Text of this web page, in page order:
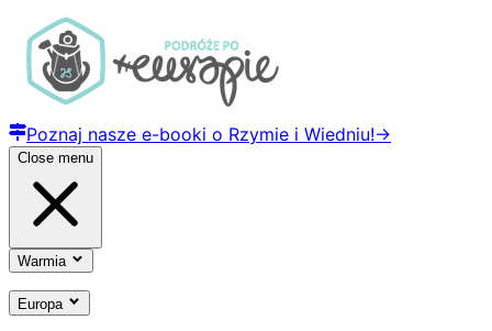
Poznaj nasze e-booki o Rzymie i Wiedniu!→
Close menu
Warmia
Europa